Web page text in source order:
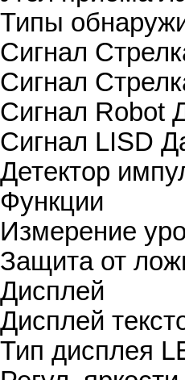
Типы
Сигнал
Сигнал
Сигнал Robot
Сигнал LISD
Детектор
Функции
Измерение
Защита от
Дисплей
Дисплей
Тип дисплея